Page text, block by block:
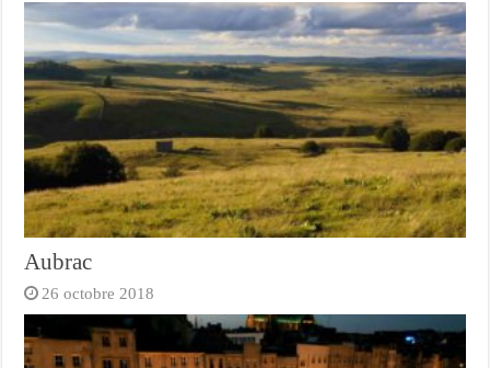
Aubrac
26 octobre 2018